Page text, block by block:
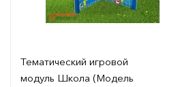
Тематический игровой
модуль Школа (Модель